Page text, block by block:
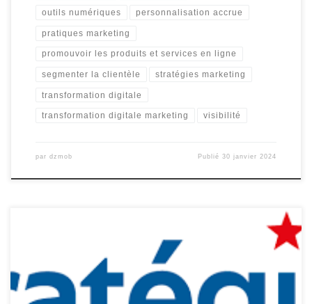
outils numériques personnalisation accrue
pratiques marketing
promouvoir les produits et services en ligne
segmenter la clientèle stratégies marketing
transformation digitale
transformation digitale marketing visibilité
par dzmob Publié30 janvier 2024
Stratégies : Les Clés du Succès dans le Monde des Affaires Dans le
monde des affaires, les stratégies jouent un rôle essentiel pour
atteindre le succès. Que ce soit pour une entreprise établie